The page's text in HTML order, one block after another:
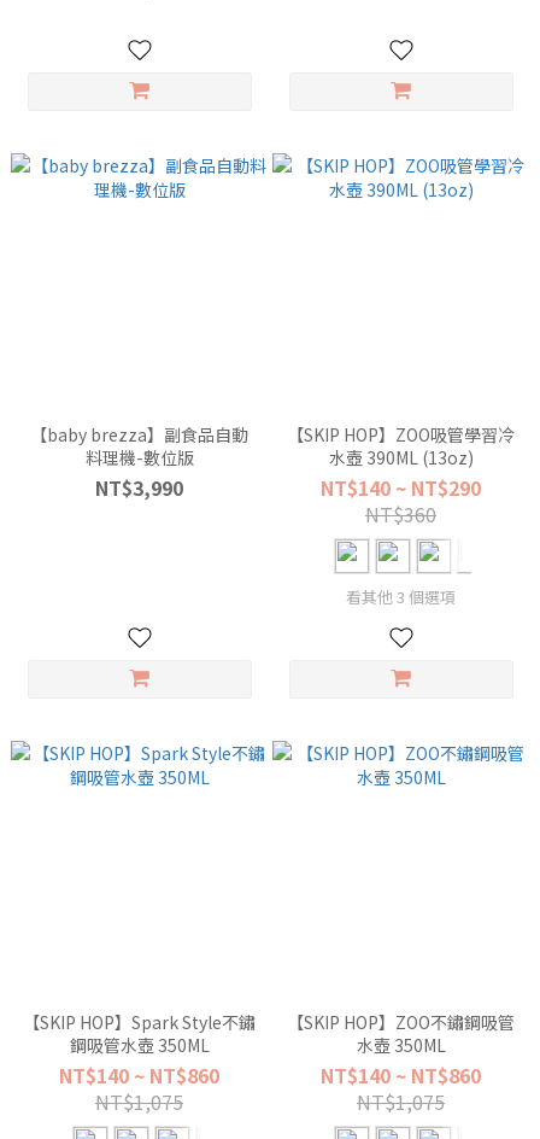
【baby brezza】副食品自動
料理機-數位版
NT$3,990
【SKIP HOP】ZOO吸管學習冷
水壺 390ML (13oz)
NT$140 ~ NT$290
NT$360
看其他 3 個選項
【SKIP HOP】Spark Style不鏽
鋼吸管水壺 350ML
NT$140 ~ NT$860
NT$1,075
【SKIP HOP】ZOO不鏽鋼吸管
水壺 350ML
NT$140 ~ NT$860
NT$1,075